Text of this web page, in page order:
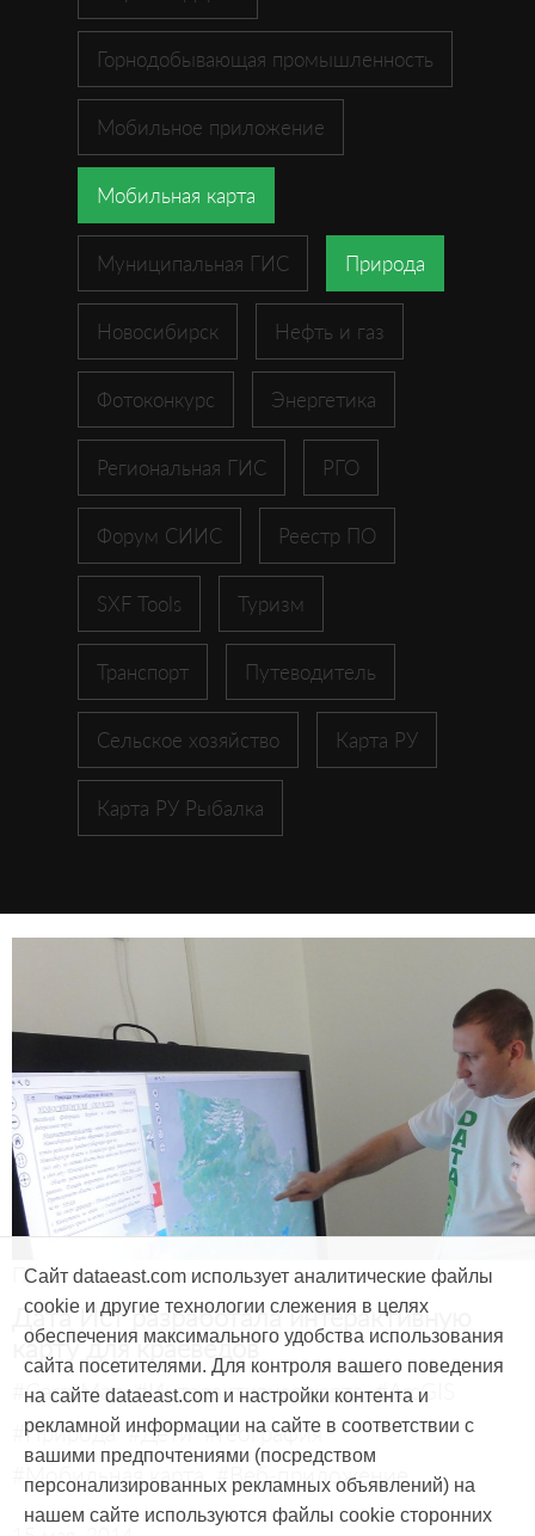
Горнодобывающая промышленность
Мобильное приложение
Мобильная карта
Муниципальная ГИС Природа
Новосибирск Нефть и газ
Фотоконкурс Энергетика
Региональная ГИС РГО
Форум СИИС Реестр ПО
SXF Tools Туризм
Транспорт Путеводитель
Сельское хозяйство Карта РУ
Карта РУ Рыбалка
Продукты и услуги
Дата Ист разработала интерактивную
карту для краеведов
#CarryMap #Интерактивная карта #ArcGIS
#Природа #Дети #География
#Мобильная карта #Веб-приложение
Сайт dataeast.com использует аналитические файлы
cookie и другие технологии слежения в целях
обеспечения максимального удобства использования
сайта посетителями. Для контроля вашего поведения
на сайте dataeast.com и настройки контента и
рекламной информации на сайте в соответствии с
вашими предпочтениями (посредством
персонализированных рекламных объявлений) на
нашем сайте используются файлы cookie сторонних